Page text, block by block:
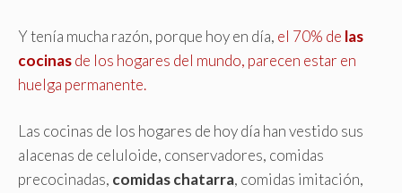
Y tenía mucha razón, porque hoy en día, el 70% de las
cocinasde los hogares del mundo, parecen estar en
huelga permanente.
Las cocinas de los hogares de hoy día han vestido sus
alacenas de celuloide, conservadores, comidas
precocinadas, comidas chatarra, comidas imitación,